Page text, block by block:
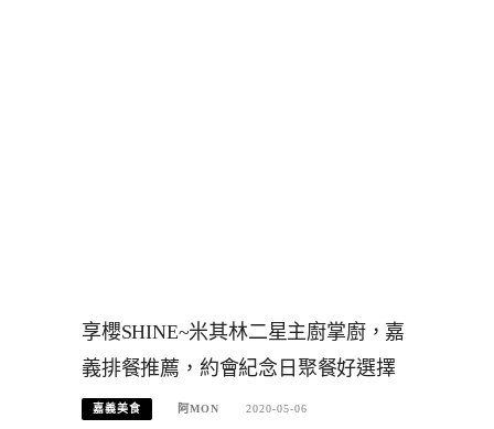
享櫻SHINE~米其林二星主廚掌廚，嘉
義排餐推薦，約會紀念日聚餐好選擇
嘉義美食 阿MON 2020-05-06